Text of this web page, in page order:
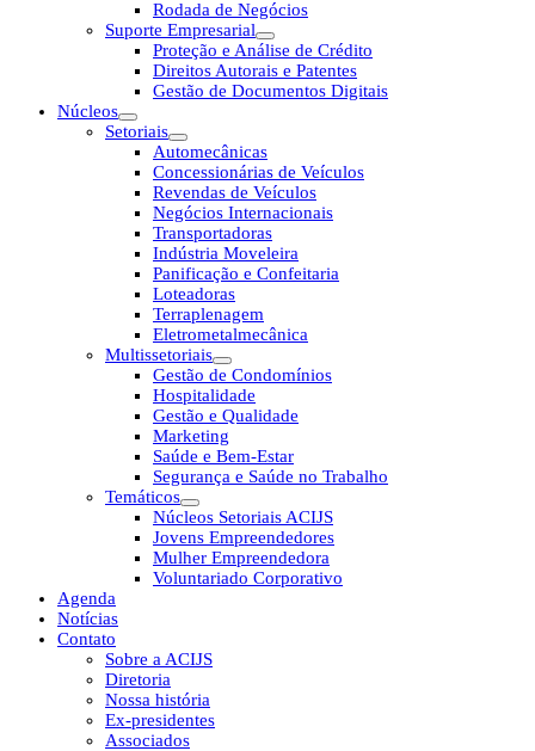
Rodada de Negócios
Suporte Empresarial
Proteção e Análise de Crédito
Direitos Autorais e Patentes
Gestão de Documentos Digitais
Núcleos
Setoriais
Automecânicas
Concessionárias de Veículos
Revendas de Veículos
Negócios Internacionais
Transportadoras
Indústria Moveleira
Panificação e Confeitaria
Loteadoras
Terraplenagem
Eletrometalmecânica
Multissetoriais
Gestão de Condomínios
Hospitalidade
Gestão e Qualidade
Marketing
Saúde e Bem-Estar
Segurança e Saúde no Trabalho
Temáticos
Núcleos Setoriais ACIJS
Jovens Empreendedores
Mulher Empreendedora
Voluntariado Corporativo
Agenda
Notícias
Contato
Sobre a ACIJS
Diretoria
Nossa história
Ex-presidentes
Associados